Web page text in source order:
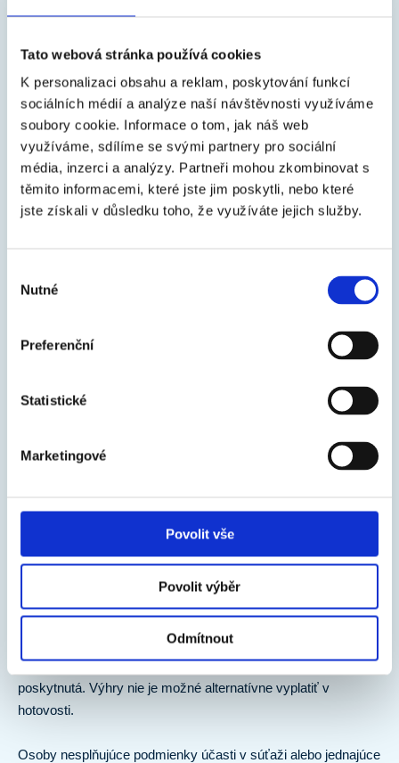
Tato webová stránka používá cookies
K personalizaci obsahu a reklam, poskytování funkcí
sociálních médií a analýze naší návštěvnosti využíváme
soubory cookie. Informace o tom, jak náš web
využíváme, sdílíme se svými partnery pro sociální
média, inzerci a analýzy. Partneři mohou zkombinovat s
těmito informacemi, které jste jim poskytli, nebo které
jste získali v důsledku toho, že využíváte jejich služby.
souhlasu
Nutné
Preferenční
Statistické
Marketingové
Povolit vše
Povolit výběr
Odmítnout
Facebook alebo Instagram súkromnou správou, v ktorej si
usporiadateľ vyžiada e-mailovú adresu, prípadne ďalšie údaje
nutné k odovzdaniu výhry.
V prípade, že výherca do jedného týždňa od odoslania výzvy
podľa predchádzajúcej vety nebude na výzvu reagovať alebo
výzva nebude na príslušnú e-mailovú adresu doručiteľná alebo
nepotvrdí, že je pripravený výhru prevziať, potom takému
Výhra bude všetkým výhercom zaslaná doporučenou
zásielkou na výhercom uvedenú adresu na území Slovenskej
republiky a to do jedného týždňa po potvrdení zo strany
výhercu, že je pripravený výhru prevziať. Pokiaľ výherca
Výhra môže byť odoslaná aj na e-mailovú adresu výhercu,
webehttps://www.het.sk/kde-kupite/.
V prípade, že výhrou bude poukážka na nákup produktov
uvedená platnosť poukážky a pre overenie meno, telefón, e-
mail).
Súťažiaci nemôže nárokovať inú výhru, než ktorá mu bude
poskytnutá. Výhry nie je možné alternatívne vyplatiť v
hotovosti.
Osoby nesplňujúce podmienky účasti v súťaži alebo jednajúce